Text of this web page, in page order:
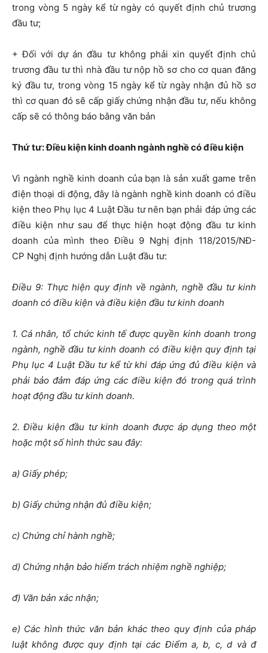
trong vòng 5 ngày kể từ ngày có quyết định chủ trương
đầu tư;
+ Đối với dự án đầu tư không phải xin quyết định chủ
trương đầu tư thì nhà đầu tư nộp hồ sơ cho cơ quan đăng
ký đầu tư, trong vòng 15 ngày kể từ ngày nhận đủ hồ sơ
thì cơ quan đó sẽ cấp giấy chứng nhận đầu tư, nếu không
cấp sẽ có thông báo bằng văn bản
Thứ tư: Điều kiện kinh doanh ngành nghề có điều kiện
Vì ngành nghề kinh doanh của bạn là sản xuất game trên
điện thoại di động, đây là ngành nghề kinh doanh có điều
kiện theo Phụ lục 4 Luật Đầu tư nên bạn phải đáp ứng các
điều kiện như sau để thực hiện hoạt động đầu tư kinh
doanh của mình theo Điều 9 Nghị định 118/2015/NĐ-
CP Nghị định hướng dẫn Luật đầu tư:
Điều 9: Thực hiện quy định về ngành, nghề đầu tư kinh
doanh có điều kiện và điều kiện đầu tư kinh doanh
1. Cá nhân, tổ chức kinh tế được quyền kinh doanh trong
ngành, nghề đầu tư kinh doanh có điều kiện quy định tại
Phụ lục 4 Luật Đầu tư kể từ khi đáp ứng đủ điều kiện và
phải bảo đảm đáp ứng các điều kiện đó trong quá trình
hoạt động đầu tư kinh doanh.
2. Điều kiện đầu tư kinh doanh được áp dụng theo một
hoặc một số hình thức sau đây:
a) Giấy phép;
b) Giấy chứng nhận đủ điều kiện;
c) Chứng chỉ hành nghề;
d) Chứng nhận bảo hiểm trách nhiệm nghề nghiệp;
đ) Văn bản xác nhận;
e) Các hình thức văn bản khác theo quy định của pháp
luật không được quy định tại các Điểm a, b, c, d và đ